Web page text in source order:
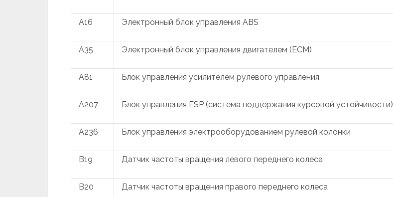
A16 Электронный блок управления ABS
A35 Электронный блок управления двигателем (ECM)
A81 Блок управления усилителем рулевого управления
A207 Блок управления ESP (система поддержания курсовой устойчивости)
A236 Блок управления электрооборудованием рулевой колонки
B19 Датчик частоты вращения левого переднего колеса
B20 Датчик частоты вращения правого переднего колеса